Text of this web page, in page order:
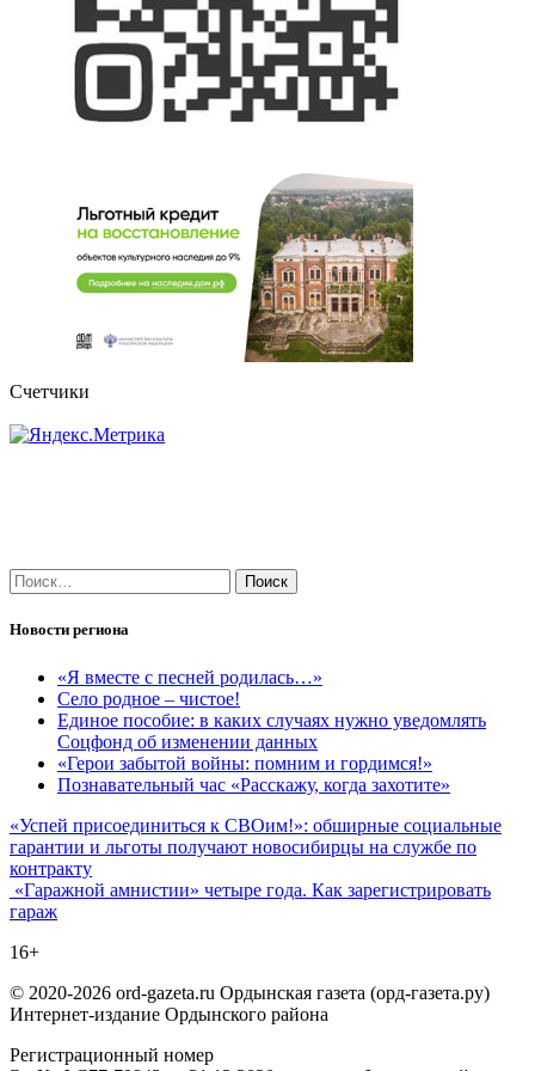
Счетчики
Найти:
Новости региона
«Я вместе с песней родилась…»
Село родное – чистое!
Единое пособие: в каких случаях нужно уведомлять
Соцфонд об изменении данных
«Герои забытой войны: помним и гордимся!»
Познавательный час «Расскажу, когда захотите»
Навигация
по
записям
«Успей присоединиться к СВОим!»: обширные социальные
гарантии и льготы получают новосибирцы на службе по
контракту
«Гаражной амнистии» четыре года. Как зарегистрировать
гараж
16+
© 2020-2026 ord-gazeta.ru Ордынская газета (орд-газета.ру)
Интернет-издание Ордынского района
Регистрационный номер